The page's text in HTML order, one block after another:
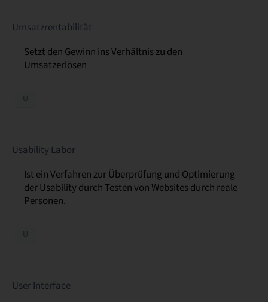
Umsatzrentabilität
Setzt den Gewinn ins Verhältnis zu den
Umsatzerlösen
U
Usability Labor
Ist ein Verfahren zur Überprüfung und Optimierung
der Usability durch Testen von Websites durch reale
Personen.
U
User Interface